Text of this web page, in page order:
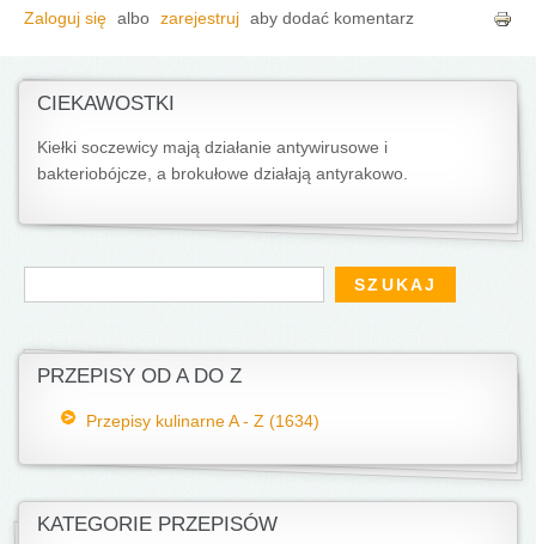
Zaloguj się albo zarejestruj aby dodać komentarz
CIEKAWOSTKI
Kiełki soczewicy mają działanie antywirusowe i
bakteriobójcze, a brokułowe działają antyrakowo.
Formularz wyszukiwania
Szukaj
PRZEPISY OD A DO Z
Przepisy kulinarne A - Z (1634)
KATEGORIE PRZEPISÓW